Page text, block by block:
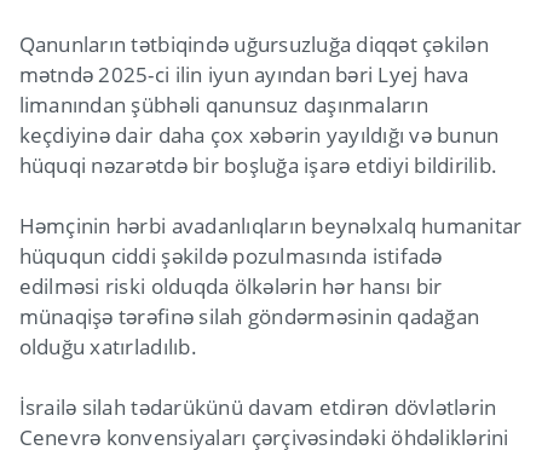
Qanunların tətbiqində uğursuzluğa diqqət çəkilən
mətndə 2025-ci ilin iyun ayından bəri Lyej hava
limanından şübhəli qanunsuz daşınmaların
keçdiyinə dair daha çox xəbərin yayıldığı və bunun
hüquqi nəzarətdə bir boşluğa işarə etdiyi bildirilib.
Həmçinin hərbi avadanlıqların beynəlxalq humanitar
hüququn ciddi şəkildə pozulmasında istifadə
edilməsi riski olduqda ölkələrin hər hansı bir
münaqişə tərəfinə silah göndərməsinin qadağan
olduğu xatırladılıb.
İsrailə silah tədarükünü davam etdirən dövlətlərin
Cenevrə konvensiyaları çərçivəsindəki öhdəliklərini